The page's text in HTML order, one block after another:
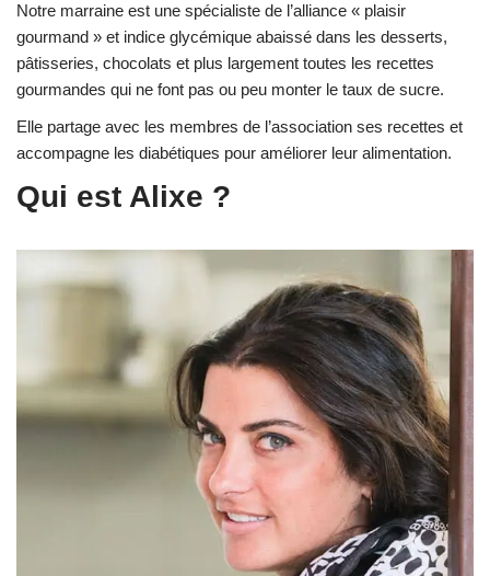
Notre marraine est une spécialiste de l’alliance « plaisir
gourmand » et indice glycémique abaissé dans les desserts,
pâtisseries, chocolats et plus largement toutes les recettes
gourmandes qui ne font pas ou peu monter le taux de sucre.
Elle partage avec les membres de l’association ses recettes et
accompagne les diabétiques pour améliorer leur alimentation.
Qui est Alixe ?